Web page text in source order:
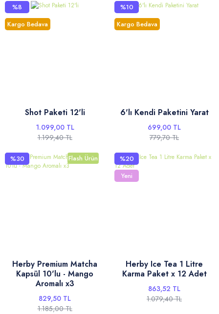
%8
Kargo Bedava
Shot Paketi 12'li
1.099,00 TL
1.199,40 TL
%10
Kargo Bedava
6'lı Kendi Paketini Yarat
699,00 TL
779,70 TL
%30 Flash Ürün
Herby Premium Matcha
Kapsül 10'lu - Mango
Aromalı x3
829,50 TL
1.185,00 TL
%20
Yeni
Herby Ice Tea 1 Litre
Karma Paket x 12 Adet
863,52 TL
1.079,40 TL